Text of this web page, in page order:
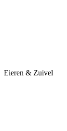
Eieren & Zuivel